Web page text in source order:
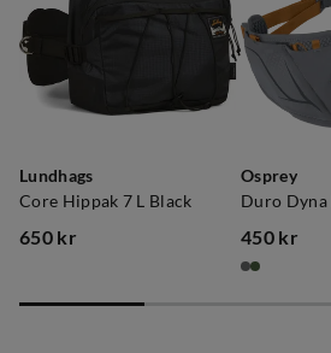
Lundhags
Core Hippak 7 L Black
650 kr
Osprey
price
450 kr